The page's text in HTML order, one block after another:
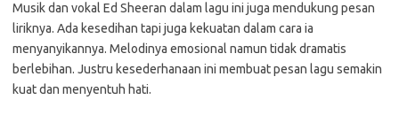
Musik dan vokal Ed Sheeran dalam lagu ini juga mendukung pesan
liriknya. Ada kesedihan tapi juga kekuatan dalam cara ia
menyanyikannya. Melodinya emosional namun tidak dramatis
berlebihan. Justru kesederhanaan ini membuat pesan lagu semakin
kuat dan menyentuh hati.